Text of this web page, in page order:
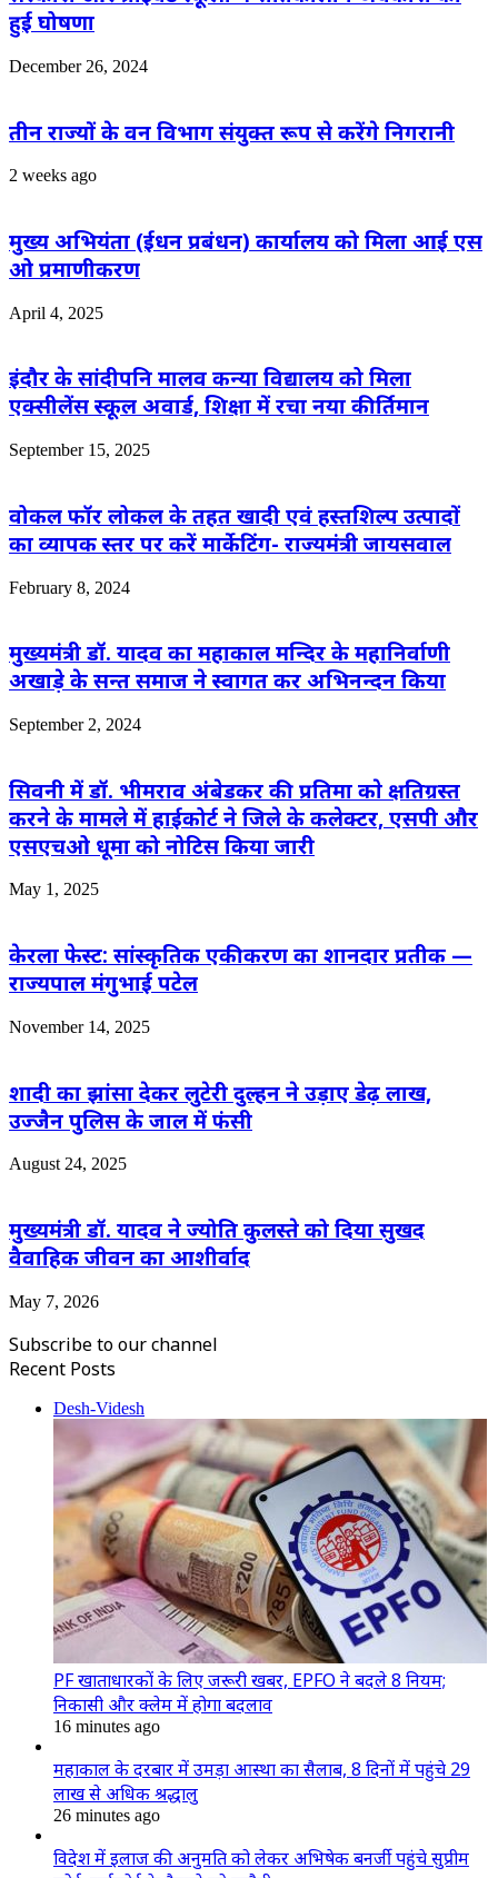
हुई घोषणा
December 26, 2024
तीन राज्यों के वन विभाग संयुक्त रूप से करेंगे निगरानी
2 weeks ago
मुख्य अभियंता (ईधन प्रबंधन) कार्यालय को मिला आई एस
ओ प्रमाणीकरण
April 4, 2025
इंदौर के सांदीपनि मालव कन्या विद्यालय को मिला
एक्सीलेंस स्कूल अवार्ड, शिक्षा में रचा नया कीर्तिमान
September 15, 2025
वोकल फॉर लोकल के तहत खादी एवं हस्तशिल्प उत्पादों
का व्यापक स्तर पर करें मार्केटिंग- राज्यमंत्री जायसवाल
February 8, 2024
मुख्यमंत्री डॉ. यादव का महाकाल मन्दिर के महानिर्वाणी
अखाड़े के सन्त समाज ने स्वागत कर अभिनन्दन किया
September 2, 2024
सिवनी में डॉ. भीमराव अंबेडकर की प्रतिमा काे क्षतिग्रस्त
करने के मामले में हाईकोर्ट ने जिले के कलेक्टर, एसपी और
एसएचओ धूमा को नोटिस किया जारी
May 1, 2025
केरला फेस्ट: सांस्कृतिक एकीकरण का शानदार प्रतीक —
राज्यपाल मंगुभाई पटेल
November 14, 2025
शादी का झांसा देकर लुटेरी दुल्हन ने उड़ाए डेढ़ लाख,
उज्जैन पुलिस के जाल में फंसी
August 24, 2025
मुख्यमंत्री डॉ. यादव ने ज्योति कुलस्ते को दिया सुखद
वैवाहिक जीवन का आशीर्वाद
May 7, 2026
Subscribe to our channel
Recent Posts
Desh-Videsh
PF खाताधारकों के लिए जरूरी खबर, EPFO ने बदले 8 नियम;
निकासी और क्लेम में होगा बदलाव
16 minutes ago
महाकाल के दरबार में उमड़ा आस्था का सैलाब, 8 दिनों में पहुंचे 29
लाख से अधिक श्रद्धालु
26 minutes ago
विदेश में इलाज की अनुमति को लेकर अभिषेक बनर्जी पहुंचे सुप्रीम